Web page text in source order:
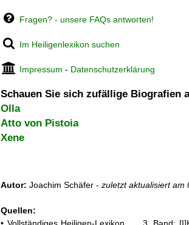
Fragen? - unsere FAQs antworten!
Im Heiligenlexikon suchen
Impressum - Datenschutzerklärung
Schauen Sie sich zufällige Biografien
Olla
Atto von Pistoia
Xene
Autor: Joachim Schäfer - zuletzt aktualisiert am
Quellen: